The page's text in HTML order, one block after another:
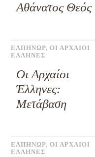
Αθάνατος Θεός
ΕΛΠΗΝΩΡ,ΟΙ ΑΡΧΑΙΟΙ
ΕΛΛΗΝΕΣ
Οι Αρχαίοι
Έλληνες:
Μετάβαση
ΕΛΠΗΝΩΡ,ΟΙ ΑΡΧΑΙΟΙ
ΕΛΛΗΝΕΣ